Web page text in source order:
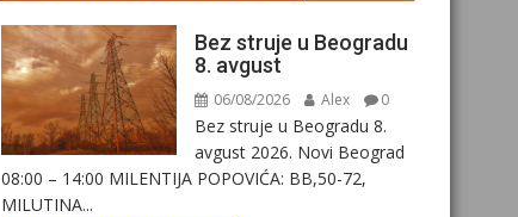
Bez struje u Beogradu
8. avgust
06/08/2026 Alex 0
Bez struje u Beogradu 8.
avgust 2026. Novi Beograd
08:00 – 14:00 MILENTIJA POPOVIĆA: BB,50-72,
MILUTINA...